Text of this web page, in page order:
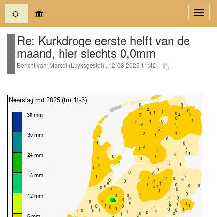
(current)
Re: Kurkdroge eerste helft van de
maand, hier slechts 0,0mm
Bericht van: Marcel (Luyksgestel) , 12-03-2025 11:42